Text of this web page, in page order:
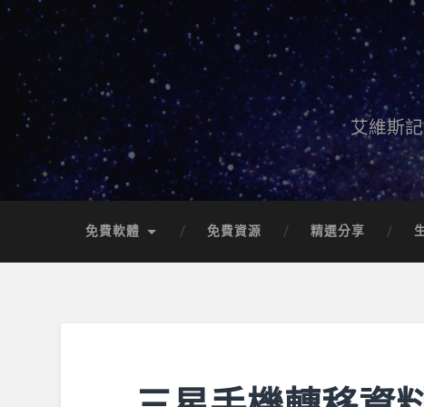
艾維斯
免費軟體 免費資源 精選分享